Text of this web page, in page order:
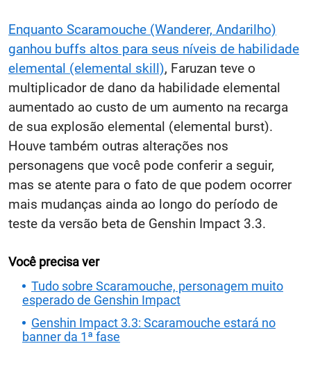
Enquanto Scaramouche (Wanderer, Andarilho)
ganhou buffs altos para seus níveis de habilidade
elemental (elemental skill), Faruzan teve o
multiplicador de dano da habilidade elemental
aumentado ao custo de um aumento na recarga
de sua explosão elemental (elemental burst).
Houve também outras alterações nos
personagens que você pode conferir a seguir,
mas se atente para o fato de que podem ocorrer
mais mudanças ainda ao longo do período de
teste da versão beta de Genshin Impact 3.3.
Você precisa ver
Tudo sobre Scaramouche, personagem muito
esperado de Genshin Impact
Genshin Impact 3.3: Scaramouche estará no
banner da 1ª fase